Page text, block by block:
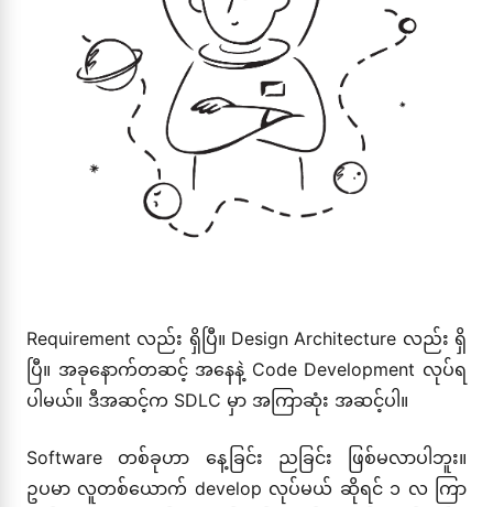
Requirement လည်း ရှိပြီ။ Design Architecture လည်း ရှိ
ပြီ။ အခုနောက်တဆင့် အနေနဲ့ Code Development လုပ်ရ
ပါမယ်။ ဒီအဆင့်က SDLC မှာ အကြာဆုံး အဆင့်ပါ။
Software တစ်ခုဟာ နေ့ခြင်း ညခြင်း ဖြစ်မလာပါဘူး။
ဥပမာ လူတစ်ယောက် develop လုပ်မယ် ဆိုရင် ၁ လ ကြာ